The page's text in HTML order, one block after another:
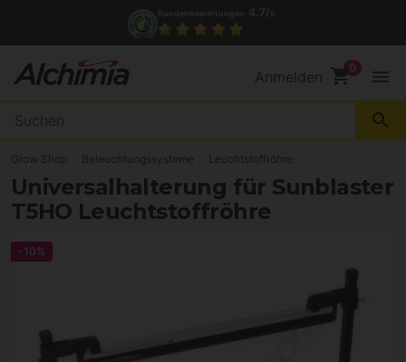
Anmelden shopping_cart menu
search
Grow Shop Beleuchtungssysteme Leuchtstoffröhre
Universalhalterung für Sunblaster
T5HO Leuchtstoffröhre
-10%